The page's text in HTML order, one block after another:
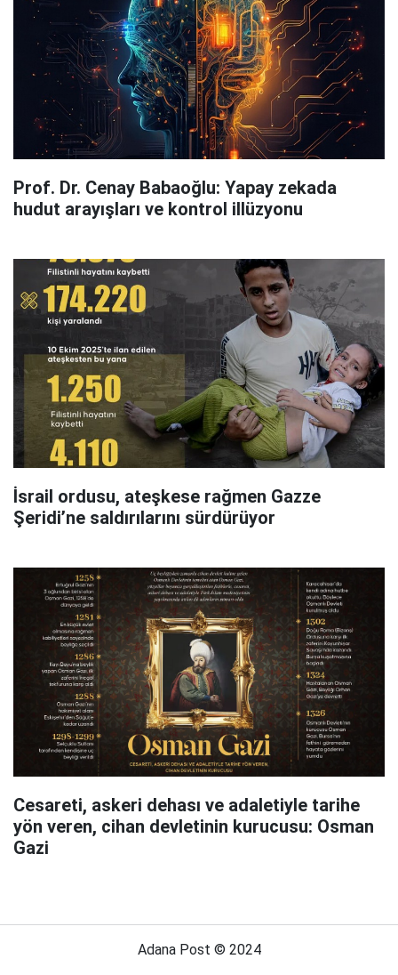
Prof. Dr. Cenay Babaoğlu: Yapay zekada
hudut arayışları ve kontrol illüzyonu
İsrail ordusu, ateşkese rağmen Gazze
Şeridi’ne saldırılarını sürdürüyor
Cesareti, askeri dehası ve adaletiyle tarihe
yön veren, cihan devletinin kurucusu: Osman
Gazi
Adana Post © 2024